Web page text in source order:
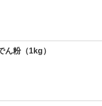
ん粉（1kg）